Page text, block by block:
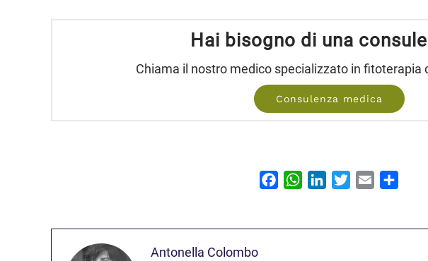
Hai bisogno di una
Chiama il nostro medico specializzato in fitoterapia
Consulenza medica
FacebookWhatsAppLinkedInTwitterEmail
Antonella Colombo